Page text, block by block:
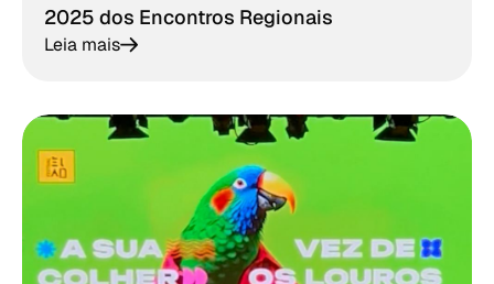
2025 dos Encontros Regionais
Leia mais